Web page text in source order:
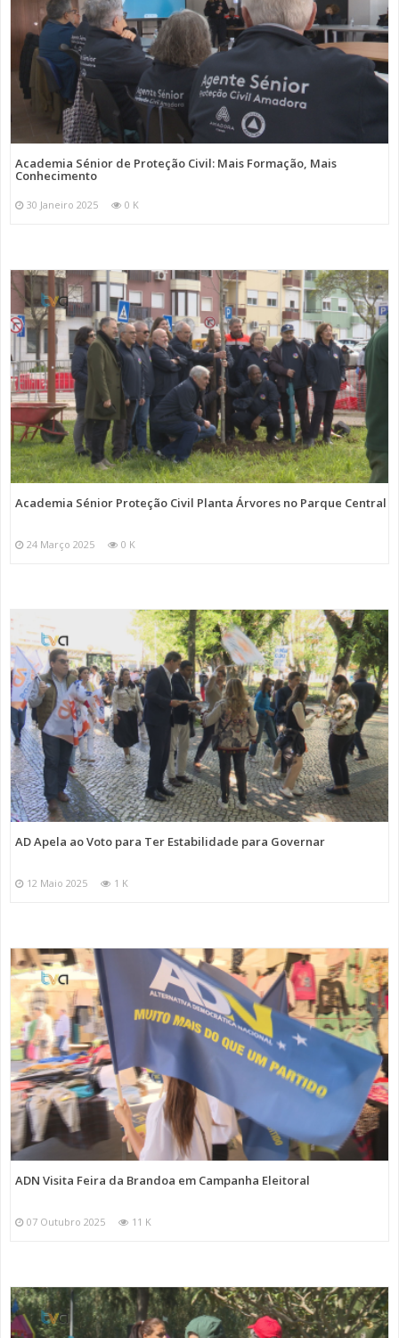
Academia Sénior de Proteção Civil: Mais Formação, Mais
Conhecimento
30 Janeiro 2025 0 K
Academia Sénior Proteção Civil Planta Árvores no Parque Central
24 Março 2025 0 K
AD Apela ao Voto para Ter Estabilidade para Governar
12 Maio 2025 1 K
ADN Visita Feira da Brandoa em Campanha Eleitoral
07 Outubro 2025 11 K